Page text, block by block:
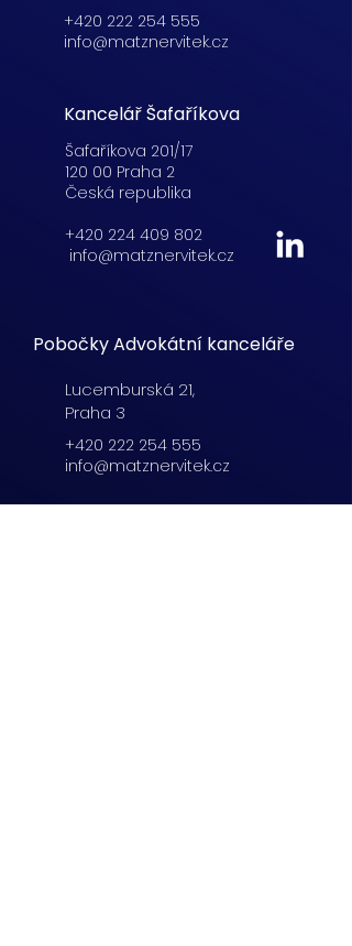
+420 222 254 555
info@matznervitek.cz
Kancelář Šafaříkova
Šafaříkova 201/17
120 00 Praha 2
Česká republika
+420 224 409 802
info@matznervitek.cz
Pobočky Advokátní kanceláře
Lucemburská 21,
Praha 3
+420 222 254 555
info@matznervitek.cz